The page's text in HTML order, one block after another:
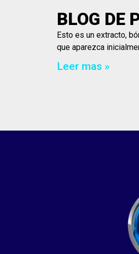
BLOG DE
Esto es un extracto,
que aparezca
Leer mas »